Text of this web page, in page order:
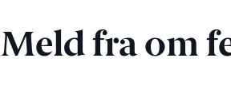
Meld fra om